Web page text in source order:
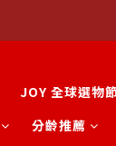
JOY 全球選物
分齡推薦